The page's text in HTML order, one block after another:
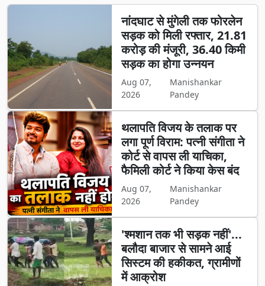
नांदघाट से मुंगेली तक फोरलेन
सड़क को मिली रफ्तार, 21.81
करोड़ की मंजूरी, 36.40 किमी
सड़क का होगा उन्नयन
Aug 07,
2026
Manishankar
Pandey
थलापति विजय के तलाक पर
लगा पूर्ण विराम: पत्नी संगीता ने
कोर्ट से वापस ली याचिका,
फैमिली कोर्ट ने किया केस बंद
Aug 07,
2026
Manishankar
Pandey
'श्मशान तक भी सड़क नहीं'...
बलौदा बाजार से सामने आई
सिस्टम की हकीकत, ग्रामीणों
में आक्रोश